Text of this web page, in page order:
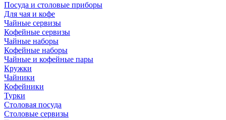
Посуда и столовые приборы
Для чая и кофе
Чайные сервизы
Кофейные сервизы
Чайные наборы
Кофейные наборы
Чайные и кофейные пары
Кружки
Чайники
Кофейники
Турки
Столовая посуда
Столовые сервизы